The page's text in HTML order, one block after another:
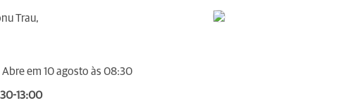
Trau,
Abre em 10 agosto às 08:30
13:00